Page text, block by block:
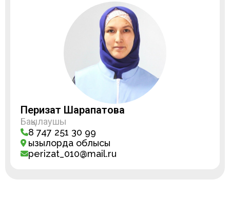
Перизат Шарапатова
Бақылаушы
8 747 251 30 99
Қызылорда облысы
perizat_010@mail.ru